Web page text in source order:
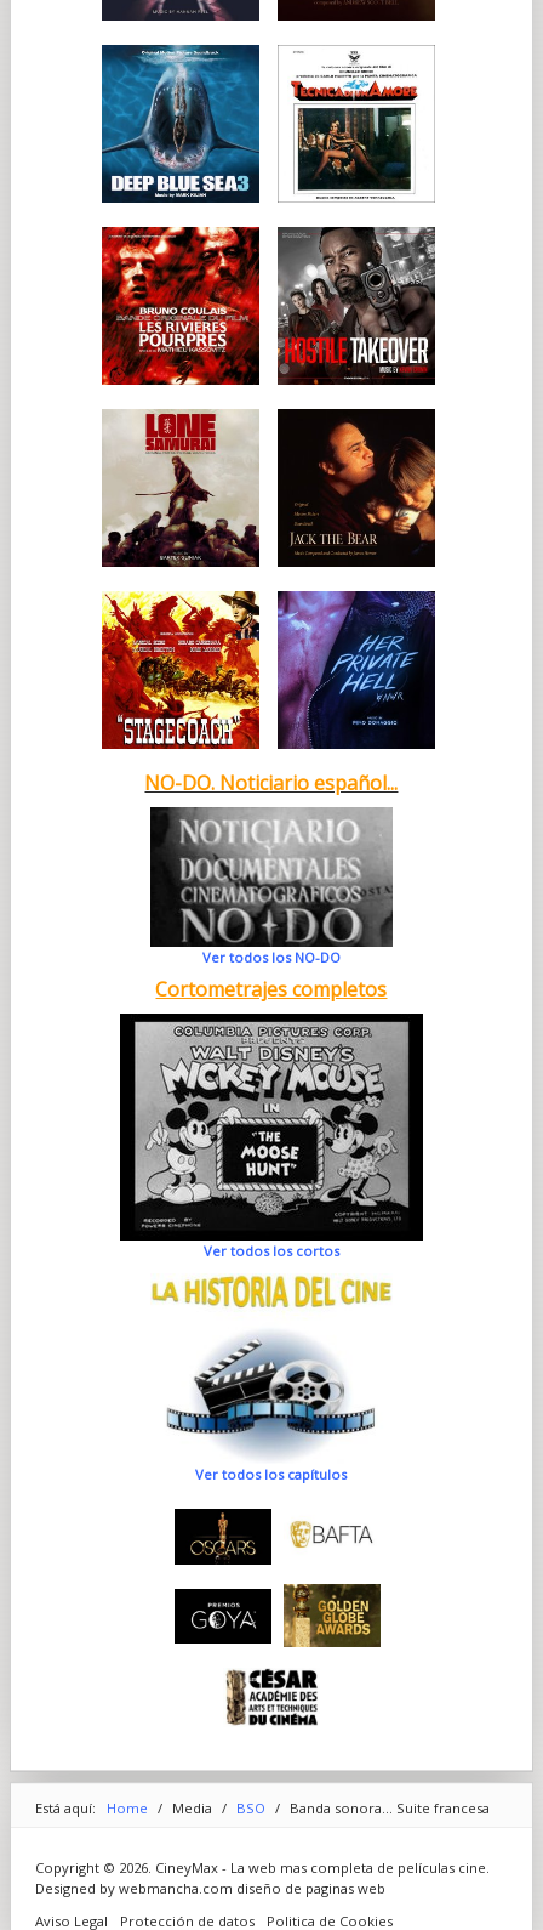
NO-DO. Noticiario español...
Ver todos los NO-DO
Cortometrajes completos
Ver todos los cortos
Ver todos los capítulos
Está aquí: Home / Media / BSO / Banda sonora... Suite francesa
Copyright © 2026. CineyMax - La web mas completa de películas cine.
Designed by webmancha.com diseño de paginas web
Aviso Legal
Protección de datos Politica de Cookies